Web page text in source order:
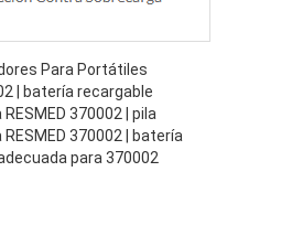
Para Portátiles
| batería recargable
370002 | pila
370002 | batería
para 370002